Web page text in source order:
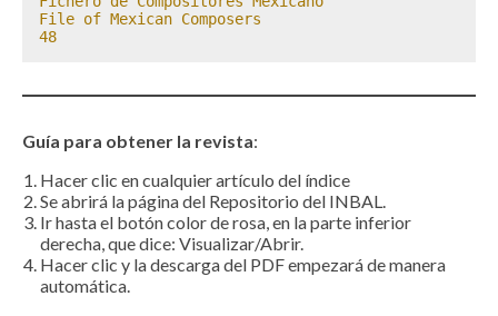
File of Mexican Composers
48
Guía para obtener la revista:
Hacer clic en cualquier artículo del índice
Se abrirá la página del Repositorio del INBAL.
Ir hasta el botón color de rosa, en la parte inferior
derecha, que dice: Visualizar/Abrir.
Hacer clic y la descarga del PDF empezará de manera
automática.